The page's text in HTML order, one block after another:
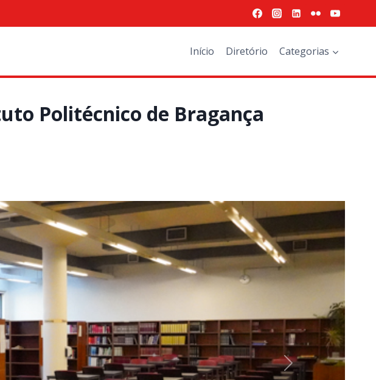
Início Diretório Categorias
Politécnico de Bragança
Next